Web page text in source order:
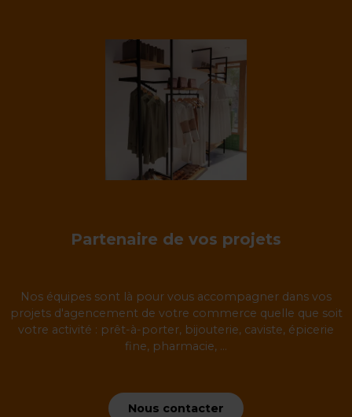
Partenaire de vos projets
Nos équipes sont là pour vous accompagner dans vos
projets d'agencement de votre commerce quelle que soit
votre activité : prêt-à-porter, bijouterie, caviste, épicerie
fine, pharmacie, ...
Nous contacter